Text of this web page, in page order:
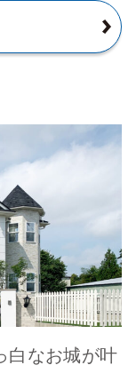
白なお城が叶